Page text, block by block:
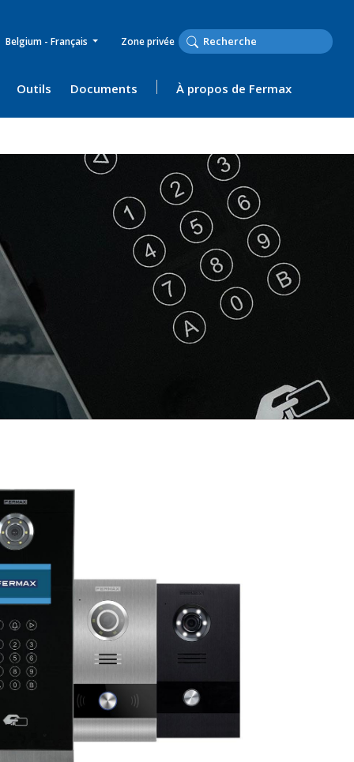
Belgium - Français Zone privée
Outils Documents À propos de Fermax